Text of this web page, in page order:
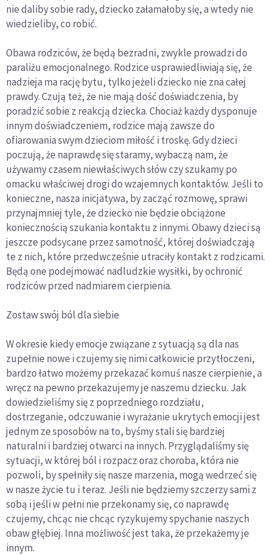
nie daliby sobie rady, dziecko załamałoby się, a wtedy nie
wiedzieliby, co robić.
Obawa rodziców, że będą bezradni, zwykle prowadzi do
paraliżu emocjonalnego. Rodzice usprawiedliwiają się, że
nadzieja ma rację bytu, tylko jeżeli dziecko nie zna całej
prawdy. Czują też, że nie mają dość doświadczenia, by
poradzić sobie z reakcją dziecka. Chociaż każdy dysponuje
innym doświadczeniem, rodzice mają zawsze do
ofiarowania swym dzieciom miłość i troskę. Gdy dzieci
poczują, że naprawdę się staramy, wybaczą nam, że
używamy czasem niewłaściwych słów czy szukamy po
omacku właściwej drogi do wzajemnych kontaktów. Jeśli to
konieczne, nasza inicjatywa, by zacząć rozmowę, sprawi
przynajmniej tyle, że dziecko nie będzie obciążone
koniecznością szukania kontaktu z innymi. Obawy dzieci są
jeszcze podsycane przez samotność, której doświadczają
te z nich, które przedwcześnie utraciły kontakt z rodzicami.
Będą one podejmować nadludzkie wysiłki, by ochronić
rodziców przed nadmiarem cierpienia.
Zostaw swój ból dla siebie
W okresie kiedy emocje związane z sytuacją są dla nas
zupełnie nowe i czujemy się nimi całkowicie przytłoczeni,
bardzo łatwo możemy przekazać komuś nasze cierpienie, a
wręcz na pewno przekazujemy je naszemu dziecku. Jak
dowiedzieliśmy się z poprzedniego rozdziału,
dostrzeganie, odczuwanie i wyrażanie ukrytych emocji jest
jednym ze sposobów na to, byśmy stali się bardziej
naturalni i bardziej otwarci na innych. Przyglądaliśmy się
sytuacji, w której ból i rozpacz oraz choroba, która nie
pozwoli, by spełniły się nasze marzenia, mogą wedrzeć się
w nasze życie tu i teraz. Jeśli nie będziemy szczerzy sami z
sobą i jeśli w pełni nie przekonamy się, co naprawdę
czujemy, chcąc nie chcąc ryzykujemy spychanie naszych
obaw głębiej. Inna możliwość jest taka, że przekażemy je
innym.